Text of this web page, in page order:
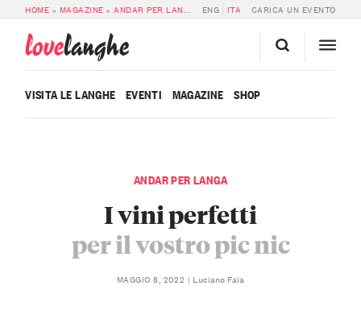
HOME » MAGAZINE »ANDAR PER LANGA »I VINI PERFETTI PER IL VOSTRO
ENG ITA CARICA UN EVENTO
lovelanghe
VISITA LE LANGHE EVENTI MAGAZINE SHOP
ANDAR PER LANGA
I vini perfetti
per il vostro pic nic
MAGGIO 8, 2022 Luciano Faia